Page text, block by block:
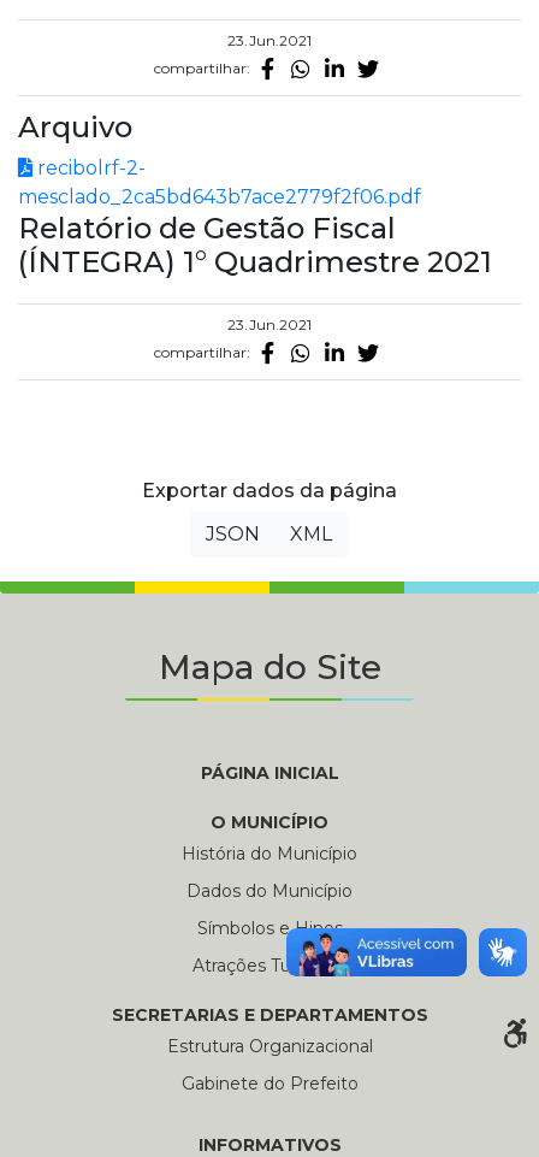
23.Jun.2021
compartilhar:
Arquivo
recibolrf-2-
mesclado_2ca5bd643b7ace2779f2f06.pdf
Relatório de Gestão Fiscal
(ÍNTEGRA) 1° Quadrimestre 2021
23.Jun.2021
compartilhar:
Exportar dados da página
JSON
XML
Mapa do Site
PÁGINA INICIAL
O MUNICÍPIO
História do Município
Dados do Município
Símbolos e Hinos
Atrações Turísticas
SECRETARIAS E DEPARTAMENTOS
Estrutura Organizacional
Gabinete do Prefeito
INFORMATIVOS